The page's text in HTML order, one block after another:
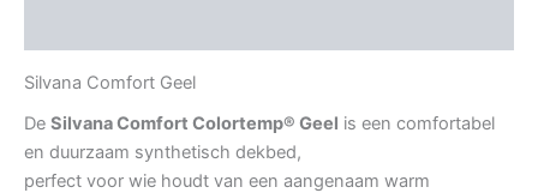
Silvana Comfort Geel
De Silvana Comfort Colortemp® Geel is een comfortabel
en duurzaam synthetisch dekbed,
perfect voor wie houdt van een aangenaam warm